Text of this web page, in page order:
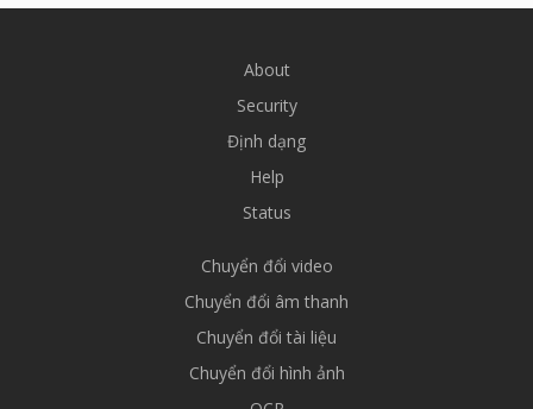
About
Security
Định dạng
Help
Status
Chuyển đổi video
Chuyển đổi âm thanh
Chuyển đổi tài liệu
Chuyển đổi hình ảnh